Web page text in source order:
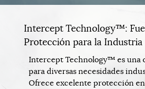
Intercept Technology™:
Protección para la Industria
Intercept Technology™ es una
para diversas necesidades
Ofrece excelente protección